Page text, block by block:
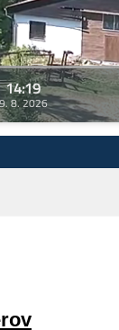
14:19
8. 2026